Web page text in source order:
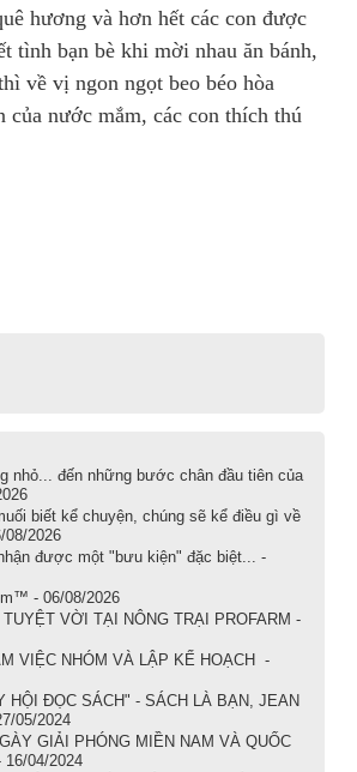
hương và hơn hết các con được
tình bạn bè khi mời nhau ăn bánh,
về vị ngon ngọt beo béo hòa
của nước mắm, các con thích thú
nhỏ... đến những bước chân đầu tiên của
biết kể chuyện, chúng sẽ kể điều gì về
2026
được một "bưu kiện" đặc biệt... -
- 06/08/2026
TUYỆT VỜI TẠI NÔNG TRẠI PROFARM -
VIỆC NHÓM VÀ LẬP KẾ HOẠCH -
HỘI ĐỌC SÁCH" - SÁCH LÀ BẠN, JEAN
05/2024
GIẢI PHÓNG MIỀN NAM VÀ QUỐC
04/2024